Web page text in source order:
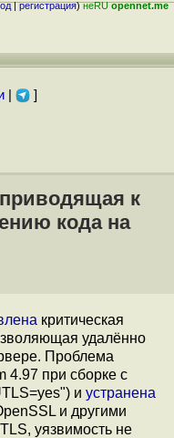
|регистрация)неRUopennet.me
| ]
к
кода на
критическая
удалённо
Проблема
4.97 при сборке с
и устранена
и другими
уязвимость не